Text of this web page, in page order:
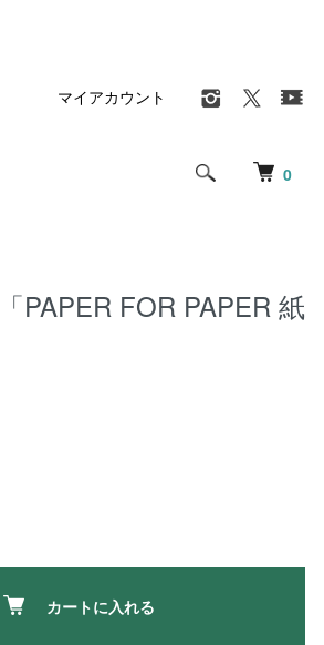
0
マイアカウント
PAPER FOR PAPER 紙
カートに入れる